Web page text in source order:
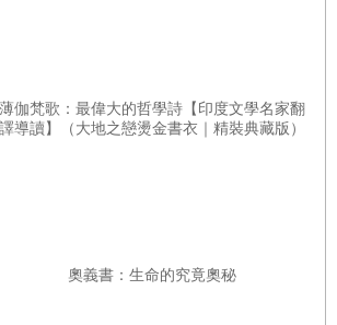
70年被毀之後，教法師（
後陸續由門生集結成《密須那》
穆德》（Talmud），視為口傳經典，其
妥拉》。如此猶太教經典的神聖性，含有
，也含有教法師的個別權威。伊斯蘭教則
程歷經十多年之久，但是字字真實，聲、
改。穆聖去世之後，追隨者存錄他的言行
（
薄伽梵歌：最偉大的哲學詩【印度文學名家翻
譯導讀】（大地之戀燙金書衣｜精裝典藏版）
奧義書：生命的究竟奧秘